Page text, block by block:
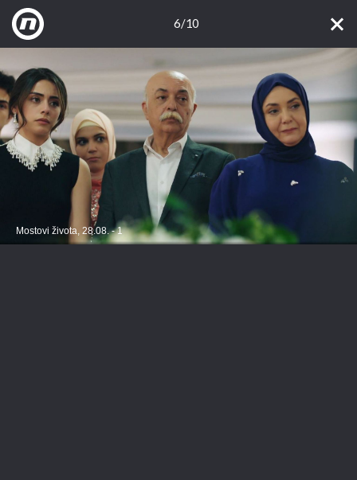
6/10
Mostovi života, 28.08. - 1